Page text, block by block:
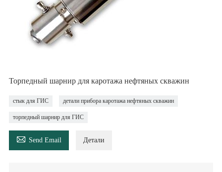
Торпедный шарнир для каротажа нефтяных скважин
стык для ГИС детали прибора каротажа нефтяных скважин
торпедный шарнир для ГИС
 Send Email Детали